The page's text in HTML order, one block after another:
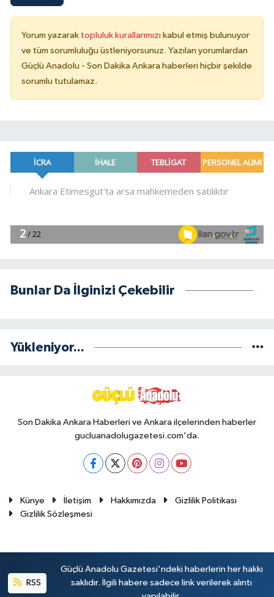
Yorum yazarak topluluk kurallarımızı kabul etmiş bulunuyor
ve tüm sorumluluğu üstleniyorsunuz. Yazılan yorumlardan
Güçlü Anadolu - Son Dakika Ankara haberleri hiçbir şekilde
sorumlu tutulamaz.
Bunlar Da İlginizi Çekebilir
Yükleniyor...
Son Dakika Ankara Haberleri ve Ankara ilçelerinden haberler
gucluanadolugazetesi.com'da.
Künye İletişim Hakkımızda
Gizlilik Politikası
Gizlilik Sözleşmesi
RSS
Güçlü Anadolu Gazetesi'ndeki haberlerin her hakkı
saklıdır. İlgili habere sadece link verilerek alıntı